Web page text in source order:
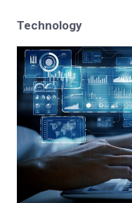
Technology